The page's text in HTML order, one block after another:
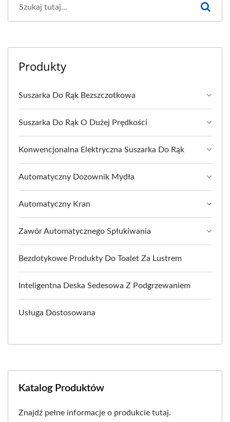
Produkty
Suszarka Do Rąk Bezszczotkowa
Suszarka Do Rąk O Dużej Prędkości
Konwencjonalna Elektryczna Suszarka Do Rąk
Automatyczny Dozownik Mydła
Automatyczny Kran
Zawór Automatycznego Spłukiwania
Bezdotykowe Produkty Do Toalet Za Lustrem
Inteligentna Deska Sedesowa Z Podgrzewaniem
Usługa Dostosowana
Katalog Produktów
Znajdź pełne informacje o produkcie tutaj.